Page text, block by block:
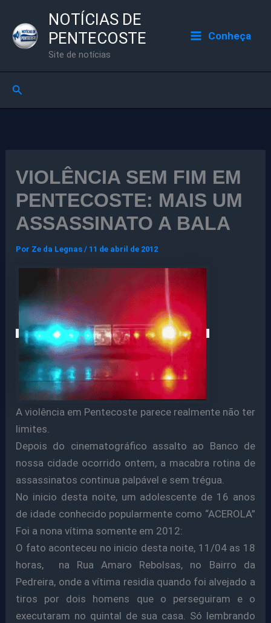
para
NOTÍCIAS DE
PENTECOSTE
Site de notícias
Conheça
Pesquisar
VIOLÊNCIA SEM FIM EM
PENTECOSTE: MAIS UM
ASSASSINATO A BALA
Por Ze da Legnas/ 11 de abril de 2012
A violência em Pentecoste parece realmente não ter
limites.
Depois do cinematográfico assalto ao Banco de
nossa cidade ocorrido ontem, a macabra rotina de
assassinatos continua palpável e sem trégua.
No inicio desta noite, um adolescente de 16 anos
de idade conhecido popularmente como “ACEROLA”
Foi a nona vítima somente em 2012:
O fato aconteceu no inicio desta noite, 11/04 as 18
horas, na Rua Amaro Rebolsas, no Bairro da
Pedreira, onde a vítima residia quando foi alvejado a
tiros por dois homens que o perseguiram e o
executaram no quintal de sua casa. Só lembrando